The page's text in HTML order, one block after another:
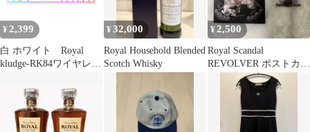
¥ 2,399
白 ホワイト Royal
kludge-RK84ワイヤレス
グキーボード
¥32,000
Royal Household Blended
Scotch Whisky
¥2,500
Royal Scandal
REVOLVER ポストカー
ド 名刺 カード クリ